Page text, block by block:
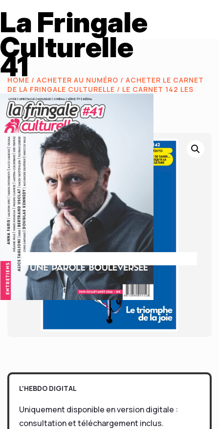
La Fringale
Culturelle
41
HOME / ACHETER AU NUMÉRO / ACHETER LE CARNET
DE LA FRINGALE CULTURELLE / LE CARNET 142 LES
DEMOISELLES DE ROCHEFORT
L'HEBDO DIGITAL
Uniquement disponible en version digitale :
consultation et téléchargement inclus.